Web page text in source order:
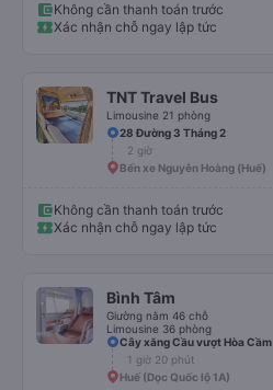
Không cần thanh toán trước
Xác nhận chỗ ngay lập tức
TNT Travel Bus
Limousine 21 phòng
28 Đường 3 Tháng 2
2 giờ
Bến xe Nguyễn Hoàng (Huế)
Không cần thanh toán trước
Xác nhận chỗ ngay lập tức
Bình Tâm
Giường nằm 46 chỗ
Limousine 36 phòng
Cây xăng Cầu vượt Hòa Cầm
1 giờ 20 phút
Huế (Dọc Quốc lộ 1A)